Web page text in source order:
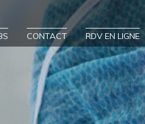
CONTACT RDV EN LIGNE